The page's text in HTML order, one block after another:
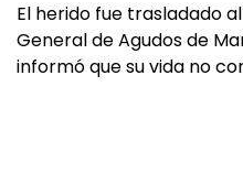
El herido fue trasladado
General de Agudos de
informó que su vida no